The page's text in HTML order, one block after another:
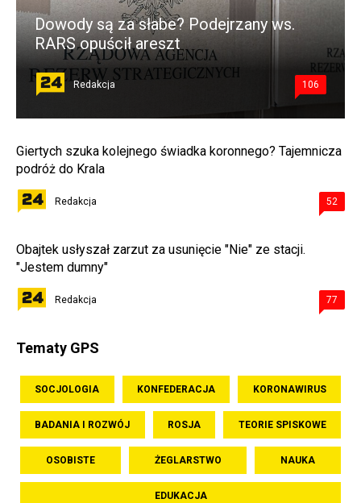
Dowody są za słabe? Podejrzany ws.
RARS opuścił areszt
Redakcja 106
Giertych szuka kolejnego świadka koronnego? Tajemnicza
podróż do Krala
Redakcja 52
Obajtek usłyszał zarzut za usunięcie "Nie" ze stacji.
"Jestem dumny"
Redakcja 77
Tematy GPS
SOCJOLOGIA KONFEDERACJA KORONAWIRUS
BADANIA I ROZWÓJ ROSJA TEORIE SPISKOWE
OSOBISTE ŻEGLARSTWO NAUKA
EDUKACJA